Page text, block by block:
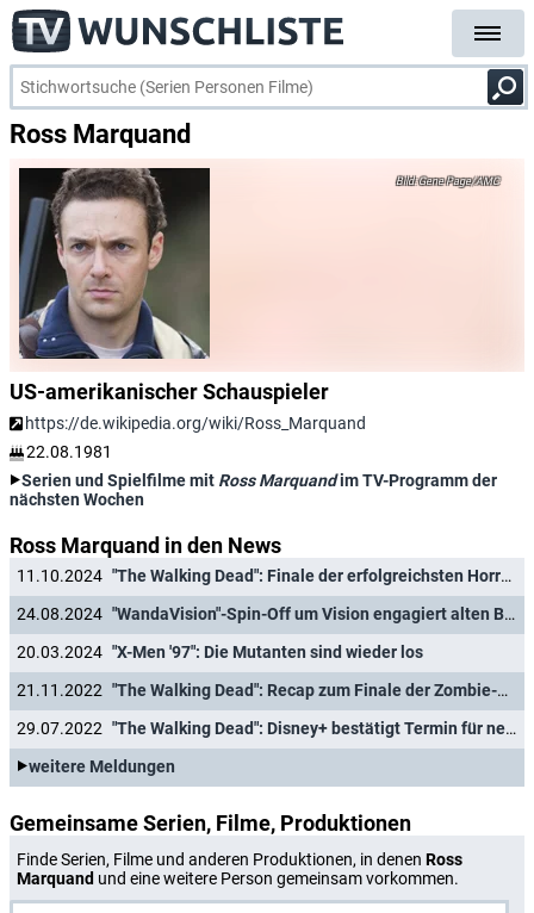
Ross Marquand
Gene Page/AMC
US-amerikanischer Schauspieler
https://de.wikipedia.org/wiki/Ross_Marquand
22.08.1981
Serien und Spielfilme mit Ross Marquandim TV-Programm der
nächsten Wochen
Ross Marquand in den News
11.10.2024
"The Walking Dead": Finale der erfolgreichsten Horror-Serie aller Zeiten kommt endlich ins deutsche Free-TV
24.08.2024
"WandaVision"-Spin-Off um Vision engagiert alten Bösewicht
20.03.2024 "X-Men '97": Die Mutanten sind wieder los
21.11.2022
"The Walking Dead": Recap zum Finale der Zombie-Serie nach elf Staffeln
29.07.2022
"The Walking Dead": Disney+ bestätigt Termin für neue Folgen
weitere Meldungen
Gemeinsame Serien, Filme, Produktionen
Finde Serien, Filme und anderen Produktionen, in denen Ross
Marquand und eine weitere Person gemeinsam vorkommen.